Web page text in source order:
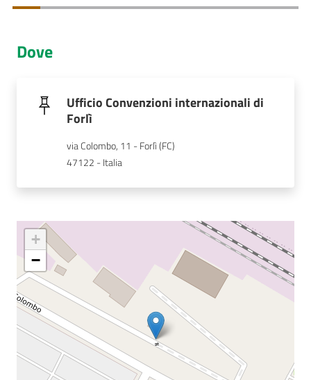
Servizi
Bandi
Concorsi
Seguici
su
Dove
Ufficio Convenzioni internazionali di
Forlì
via Colombo, 11 - Forlì (FC)
47122 - Italia
+
−